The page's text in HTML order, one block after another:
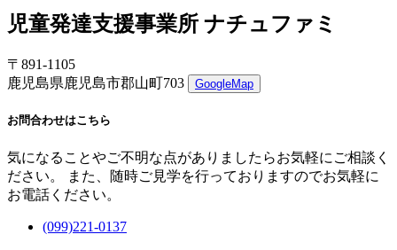
児童発達支援事業所 ナチュファミ
〒891-1105
鹿児島県鹿児島市郡山町703
GoogleMap
お問合わせはこちら
気になることやご不明な点がありましたらお気軽にご相談く
ださい。 また、随時ご見学を行っておりますのでお気軽に
お電話ください。
(099)221-0137